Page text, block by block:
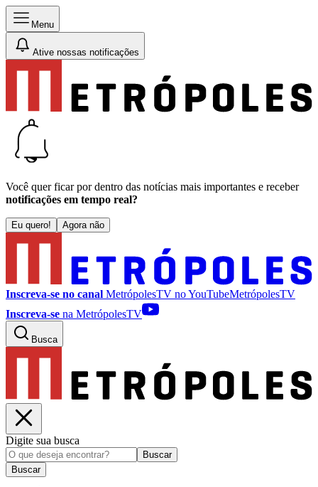
Menu
Ative nossas notificações
Você quer ficar por dentro das notícias mais importantes e receber
notificações em tempo real?
Eu quero! Agora não
Inscreva-se no canal MetrópolesTV noYouTubeMetrópolesTV
Inscreva-se na MetrópolesTV
Busca
Digite sua busca
Buscar
Buscar